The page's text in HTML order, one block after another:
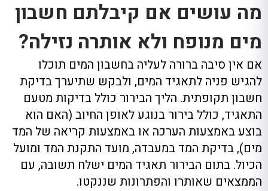
מה עושים אם קיבלתם חשבון
מים מנופח ולא אותרה נזילה?
אם אין סיבה ברורה לעליה בחשבון המים תוכלו
להגיש פניה לתאגיד המים, ולבקש שתיערך בדיקת
חשבון תקופתית. הליך הבירור כולל בדיקות מטעם
התאגיד, כולל בירור בנוגע לאופן החיוב (האם הוא
בוצע באמצעות הערכה או באמצעות קריאה של המד
מים), בדיקת המד במעבדה, מועד התקנת המד ומועל
הכיול. בתום הבירור תאגיד המים ישלח תשובה, עם
הממצאים שאותרו והפתרונות שננקטו.